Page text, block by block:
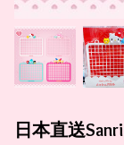
日本直送